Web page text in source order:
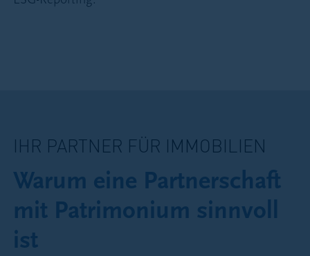
IHR PARTNER FÜR IMMOBILIEN
Warum eine Partnerschaft
mit Patrimonium sinnvoll
ist